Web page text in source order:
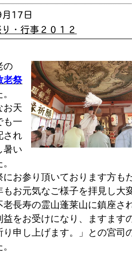
17日
・行事２０１２
の
老祭
お天
も一
され
暑い
にお参り頂いております方も
もお元気なご様子を拝見し大
老長寿の霊山蓬莱山に鎮座さ
益をお受けになり、ますます
り申し上げます。」との宮司